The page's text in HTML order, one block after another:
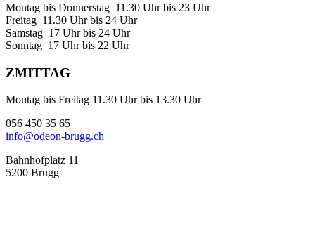
Montag bis Donnerstag 11.30 Uhr bis 23 Uhr
Freitag 11.30 Uhr bis 24 Uhr
Samstag 17 Uhr bis 24 Uhr
Sonntag 17 Uhr bis 22 Uhr
ZMITTAG
Montag bis Freitag 11.30 Uhr bis 13.30 Uhr
056 450 35 65
info@odeon-brugg.ch
Bahnhofplatz 11
5200 Brugg